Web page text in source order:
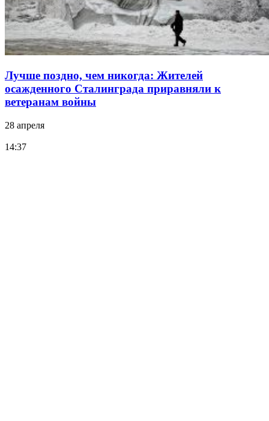
Лучше поздно, чем никогда: Жителей
осажденного Сталинграда приравняли к
ветеранам войны
28 апреля
14:37